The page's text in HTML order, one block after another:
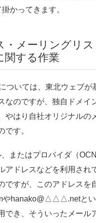
かってきます。
・メーリングリス
関する作業
ついては、東北ウェブが
なのですが、独自ドメイ
やはり自社オリジナルの
です。
またはプロバイダ（
アドレスなどを利用され
ですが、このアドレスを
やhanako@△△△.netとい
でき、そういったメール